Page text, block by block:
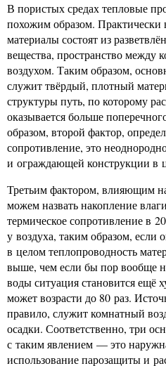
В пористых средах тепловые
похожим образом. Практически
материалы состоят из
вещества, пространство между
воздухом. Таким образом,
служит твёрдый, плотный
структуры путь, по которому
оказывается больше
образом, второй фактор,
сопротивление, это
и ограждающей конструкции в
Третьим фактором, влияющим
можем назвать накопление
термическое сопротивление в
у воздуха, таким образом, если
в целом теплопроводность
выше, чем если бы пор вообще
воды ситуация становится ещё
может возрасти до 80 раз.
правило, служит комнатный
осадки. Соответственно, три
с таким явлением — это
использование парозащиты и